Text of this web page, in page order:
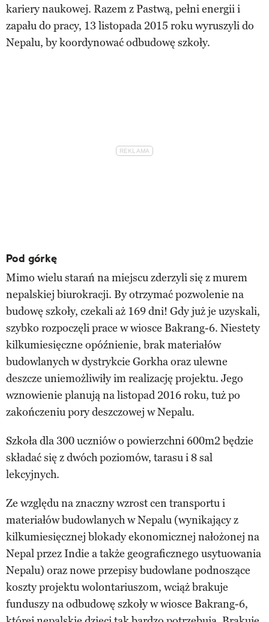
kariery naukowej. Razem z Pastwą, pełni energii i
zapału do pracy, 13 listopada 2015 roku wyruszyli do
Nepalu, by koordynować odbudowę szkoły.
Pod górkę
Mimo wielu starań na miejscu zderzyli się z murem
nepalskiej biurokracji. By otrzymać pozwolenie na
budowę szkoły, czekali aż 169 dni! Gdy już je uzyskali,
szybko rozpoczęli prace w wiosce Bakrang-6. Niestety
kilkumiesięczne opóźnienie, brak materiałów
budowlanych w dystrykcie Gorkha oraz ulewne
deszcze uniemożliwiły im realizację projektu. Jego
wznowienie planują na listopad 2016 roku, tuż po
zakończeniu pory deszczowej w Nepalu.
Szkoła dla 300 uczniów o powierzchni 600m2 będzie
składać się z dwóch poziomów, tarasu i 8 sal
lekcyjnych.
Ze względu na znaczny wzrost cen transportu i
materiałów budowlanych w Nepalu (wynikający z
kilkumiesięcznej blokady ekonomicznej nałożonej na
Nepal przez Indie a także geograficznego usytuowania
Nepalu) oraz nowe przepisy budowlane podnoszące
koszty projektu wolontariuszom, wciąż brakuje
funduszy na odbudowę szkoły w wiosce Bakrang-6,